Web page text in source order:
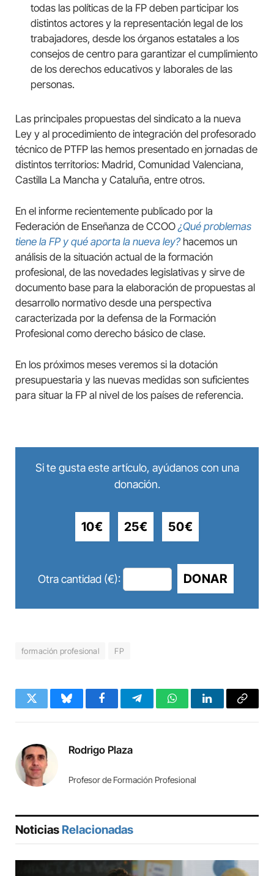
todas las políticas de la FP deben participar los
distintos actores y la representación legal de los
trabajadores, desde los órganos estatales a los
consejos de centro para garantizar el cumplimiento
de los derechos educativos y laborales de las
personas.
Las principales propuestas del sindicato a la nueva
Ley y al procedimiento de integración del profesorado
técnico de PTFP las hemos presentado en jornadas de
distintos territorios: Madrid, Comunidad Valenciana,
Castilla La Mancha y Cataluña, entre otros.
En el informe recientemente publicado por la
Federación de Enseñanza de CCOO¿Qué problemas
tiene la FP y qué aporta la nueva ley?hacemos un
análisis de la situación actual de la formación
profesional, de las novedades legislativas y sirve de
documento base para la elaboración de propuestas al
desarrollo normativo desde una perspectiva
caracterizada por la defensa de la Formación
Profesional como derecho básico de clase.
En los próximos meses veremos si la dotación
presupuestaria y las nuevas medidas son suficientes
para situar la FP al nivel de los países de referencia.
Si te gusta este artículo, ayúdanos con una
donación.
10€ 25€ 50€
Otra cantidad (€): DONAR
formación profesional FP
Twitter BlueskyFacebookTelegramWhatsAppLinkedInCopy
Rodrigo Plaza
Profesor de Formación Profesional
Noticias Relacionadas